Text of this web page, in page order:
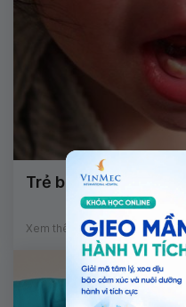
Trẻ bị sưng nướu
Xem thêm